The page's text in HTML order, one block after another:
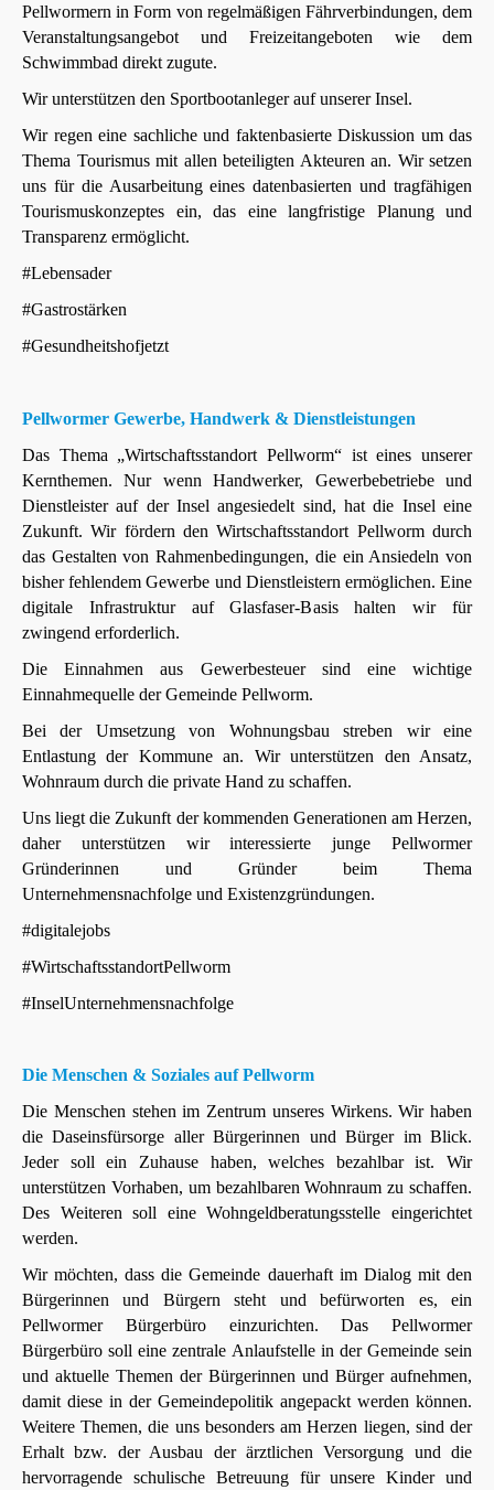
Pellwormern in Form von regelmäßigen Fährverbindungen, dem
Veranstaltungsangebot und Freizeitangeboten wie dem
Schwimmbad direkt zugute.
Wir unterstützen den Sportbootanleger auf unserer Insel.
Wir regen eine sachliche und faktenbasierte Diskussion um das
Thema Tourismus mit allen beteiligten Akteuren an. Wir setzen
uns für die Ausarbeitung eines datenbasierten und tragfähigen
Tourismuskonzeptes ein, das eine langfristige Planung und
Transparenz ermöglicht.
#Lebensader
#Gastrostärken
#Gesundheitshofjetzt
Pellwormer Gewerbe, Handwerk & Dienstleistungen
Das Thema „Wirtschaftsstandort Pellworm“ ist eines unserer
Kernthemen. Nur wenn Handwerker, Gewerbebetriebe und
Dienstleister auf der Insel angesiedelt sind, hat die Insel eine
Zukunft. Wir fördern den Wirtschaftsstandort Pellworm durch
das Gestalten von Rahmenbedingungen, die ein Ansiedeln von
bisher fehlendem Gewerbe und Dienstleistern ermöglichen. Eine
digitale Infrastruktur auf Glasfaser-Basis halten wir für
zwingend erforderlich.
Die Einnahmen aus Gewerbesteuer sind eine wichtige
Einnahmequelle der Gemeinde Pellworm.
Bei der Umsetzung von Wohnungsbau streben wir eine
Entlastung der Kommune an. Wir unterstützen den Ansatz,
Wohnraum durch die private Hand zu schaffen.
Uns liegt die Zukunft der kommenden Generationen am Herzen,
daher unterstützen wir interessierte junge Pellwormer
Gründerinnen und Gründer beim Thema
Unternehmensnachfolge und Existenzgründungen.
#digitalejobs
#WirtschaftsstandortPellworm
#InselUnternehmensnachfolge
Die Menschen & Soziales auf Pellworm
Die Menschen stehen im Zentrum unseres Wirkens. Wir haben
die Daseinsfürsorge aller Bürgerinnen und Bürger im Blick.
Jeder soll ein Zuhause haben, welches bezahlbar ist. Wir
unterstützen Vorhaben, um bezahlbaren Wohnraum zu schaffen.
Des Weiteren soll eine Wohngeldberatungsstelle eingerichtet
werden.
Wir möchten, dass die Gemeinde dauerhaft im Dialog mit den
Bürgerinnen und Bürgern steht und befürworten es, ein
Pellwormer Bürgerbüro einzurichten. Das Pellwormer
Bürgerbüro soll eine zentrale Anlaufstelle in der Gemeinde sein
und aktuelle Themen der Bürgerinnen und Bürger aufnehmen,
damit diese in der Gemeindepolitik angepackt werden können.
Weitere Themen, die uns besonders am Herzen liegen, sind der
Erhalt bzw. der Ausbau der ärztlichen Versorgung und die
hervorragende schulische Betreuung für unsere Kinder und